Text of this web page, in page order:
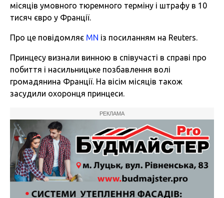
місяців умовного тюремного терміну і штрафу в 10
тисяч євро у Франції.
Про це повідомляє MN із посиланням на Reuters.
Принцесу визнали винною в співучасті в справі про
побиття і насильницьке позбавлення волі
громадянина Франції. На вісім місяців також
засудили охоронця принцеси.
РЕКЛАМА